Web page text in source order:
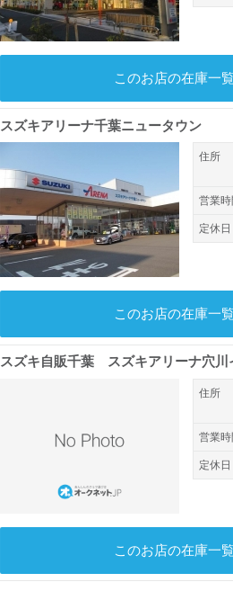
このお店の在庫一
スズキアリーナ千葉ニュータウン
住所
営業
定休日
このお店の在庫一
スズキ自販千葉 スズキアリーナ穴川
住所
営業
定休日
このお店の在庫一